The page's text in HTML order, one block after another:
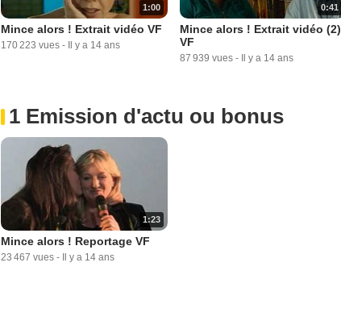
1:00
Mince alors ! Extrait vidéo VF
170 223 vues - Il y a 14 ans
0:41
Mince alors ! Extrait vidéo (2)
VF
87 939 vues - Il y a 14 ans
1 Emission d'actu ou bonus
1:23
Mince alors ! Reportage VF
23 467 vues - Il y a 14 ans